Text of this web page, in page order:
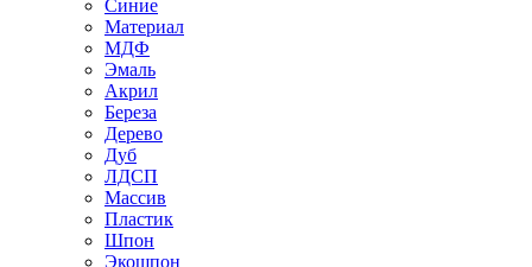
Синие
Материал
МДФ
Эмаль
Акрил
Береза
Дерево
Дуб
ЛДСП
Массив
Пластик
Шпон
Экошпон